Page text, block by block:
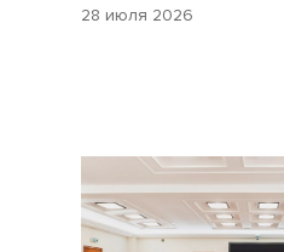
28 июля 2026